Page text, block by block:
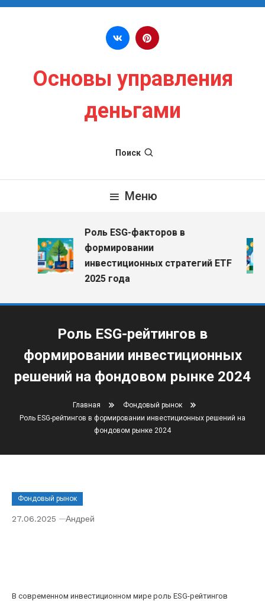
Перейти к содержимому
Основы управления
деньгами
Поиск
Меню
Роль ESG-факторов в
формировании
инвестиционных стратегий ETF
2025 года
Роль ESG-рейтингов в
формировании инвестиционных
решений на фондовом рынке 2024
Главная
Фондовый рынок
Роль ESG-рейтингов в формировании инвестиционных решений на
фондовом рынке 2024
Фондовый рынок
27.06.2025 Андрей
В современном инвестиционном мире роль ESG-рейтингов